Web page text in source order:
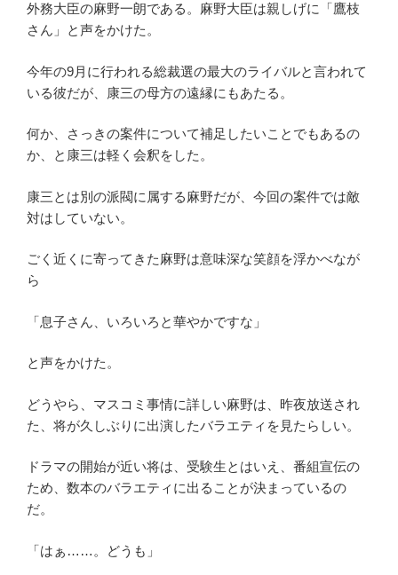
外務大臣の麻野一朗である。麻野大臣は親しげに「鷹枝
さん」と声をかけた。
今年の9月に行われる総裁選の最大のライバルと言われて
いる彼だが、康三の母方の遠縁にもあたる。
何か、さっきの案件について補足したいことでもあるの
か、と康三は軽く会釈をした。
康三とは別の派閥に属する麻野だが、今回の案件では敵
対はしていない。
ごく近くに寄ってきた麻野は意味深な笑顔を浮かべなが
ら
「息子さん、いろいろと華やかですな」
と声をかけた。
どうやら、マスコミ事情に詳しい麻野は、昨夜放送され
た、将が久しぶりに出演したバラエティを見たらしい。
ドラマの開始が近い将は、受験生とはいえ、番組宣伝の
ため、数本のバラエティに出ることが決まっているの
だ。
「はぁ……。どうも」